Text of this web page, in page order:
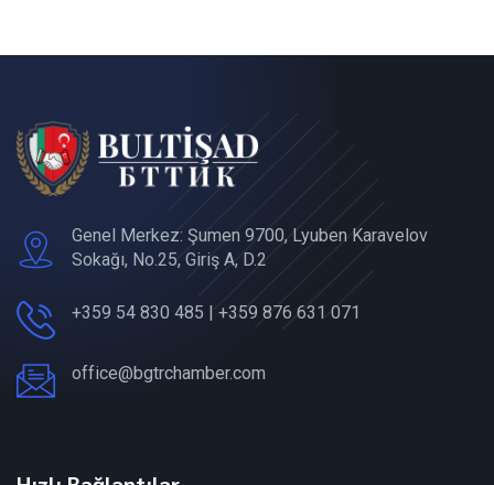
Genel Merkez: Şumen 9700, Lyuben Karavelov
Sokağı, No.25, Giriş A, D.2
+359 54 830 485 | +359 876 631 071
office@bgtrchamber.com